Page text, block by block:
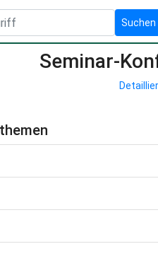
Suchen
Seminar-